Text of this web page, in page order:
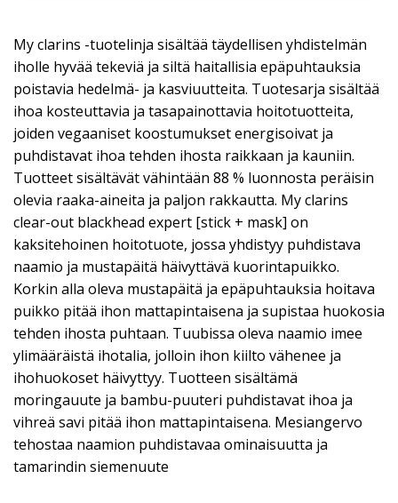
My clarins -tuotelinja sisältää täydellisen yhdistelmän
iholle hyvää tekeviä ja siltä haitallisia epäpuhtauksia
poistavia hedelmä- ja kasviuutteita. Tuotesarja sisältää
ihoa kosteuttavia ja tasapainottavia hoitotuotteita,
joiden vegaaniset koostumukset energisoivat ja
puhdistavat ihoa tehden ihosta raikkaan ja kauniin.
Tuotteet sisältävät vähintään 88 % luonnosta peräisin
olevia raaka-aineita ja paljon rakkautta. My clarins
clear-out blackhead expert [stick + mask] on
kaksitehoinen hoitotuote, jossa yhdistyy puhdistava
naamio ja mustapäitä häivyttävä kuorintapuikko.
Korkin alla oleva mustapäitä ja epäpuhtauksia hoitava
puikko pitää ihon mattapintaisena ja supistaa huokosia
tehden ihosta puhtaan. Tuubissa oleva naamio imee
ylimääräistä ihotalia, jolloin ihon kiilto vähenee ja
ihohuokoset häivyttyy. Tuotteen sisältämä
moringauute ja bambu-puuteri puhdistavat ihoa ja
vihreä savi pitää ihon mattapintaisena. Mesiangervo
tehostaa naamion puhdistavaa ominaisuutta ja
tamarindin siemenuute